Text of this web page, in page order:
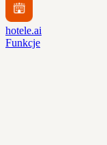
hotele.ai
Funkcje